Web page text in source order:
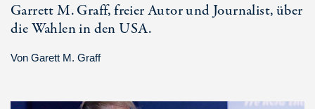
Garrett M. Graff, freier Autor und Journalist, über
die Wahlen in den USA.
Von Garett M. Graff